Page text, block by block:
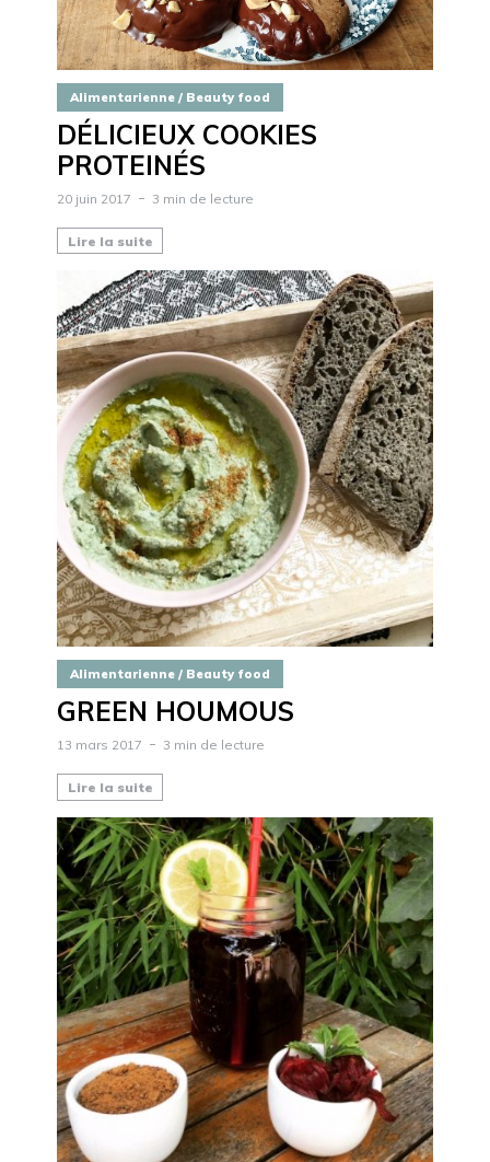
Alimentarienne / Beauty food
DÉLICIEUX COOKIES
PROTEINÉS
20 juin 2017 3 min de lecture
Lire la suite
Alimentarienne / Beauty food
GREEN HOUMOUS
13 mars 2017 3 min de lecture
Lire la suite